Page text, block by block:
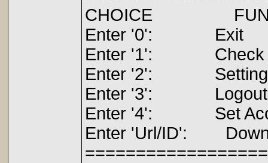
CHOICE
Enter
Enter '1':
Enter '2':
Enter '3':
Enter '4': Set
Enter 'Url/ID':